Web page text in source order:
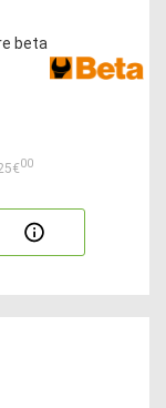
beta
00